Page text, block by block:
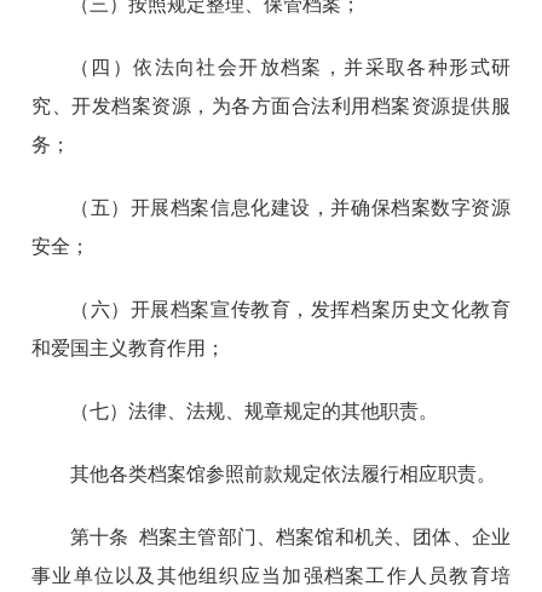
（四）依法向社会开放档案，并采取各种形式研
究、开发档案资源，为各方面合法利用档案资源提供服
务；
（五）开展档案信息化建设，并确保档案数字资源
安全；
（六）开展档案宣传教育，发挥档案历史文化教育
和爱国主义教育作用；
（七）法律、法规、规章规定的其他职责。
其他各类档案馆参照前款规定依法履行相应职责。
第十条 档案主管部门、档案馆和机关、团体、企业
事业单位以及其他组织应当加强档案工作人员教育培